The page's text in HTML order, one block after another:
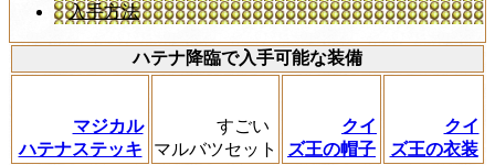
入手方法
ハテナ降臨で入手可能な装備
マジカル
ハテナステッキ
すごい
マルバツセット
クイ
ズ王の帽子
クイ
ズ王の衣装